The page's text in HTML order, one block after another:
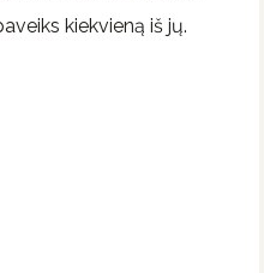
kiekvieną iš jų.